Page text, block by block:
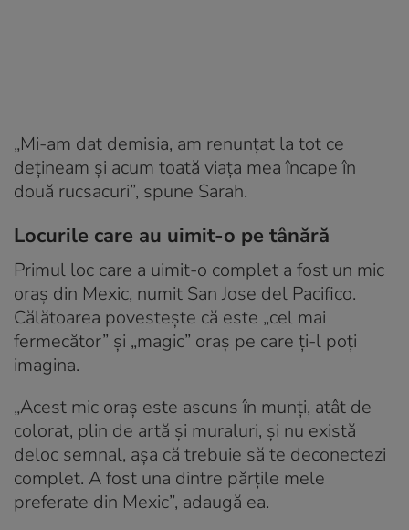
„Mi-am dat demisia, am renunțat la tot ce
dețineam și acum toată viața mea încape în
două rucsacuri”, spune Sarah.
Locurile care au uimit-o pe tânără
Primul loc care a uimit-o complet a fost un mic
oraș din Mexic, numit San Jose del Pacifico.
Călătoarea povestește că este „cel mai
fermecător” și „magic” oraș pe care ți-l poți
imagina.
„Acest mic oraș este ascuns în munți, atât de
colorat, plin de artă și muraluri, și nu există
deloc semnal, așa că trebuie să te deconectezi
complet. A fost una dintre părțile mele
preferate din Mexic”, adaugă ea.